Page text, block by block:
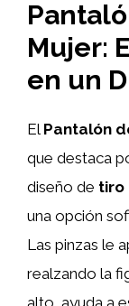
Mujer:
en un
El Pantalón
que destaca
diseño de tiro
una opción
Las pinzas le
realzando la
alto, ayuda a